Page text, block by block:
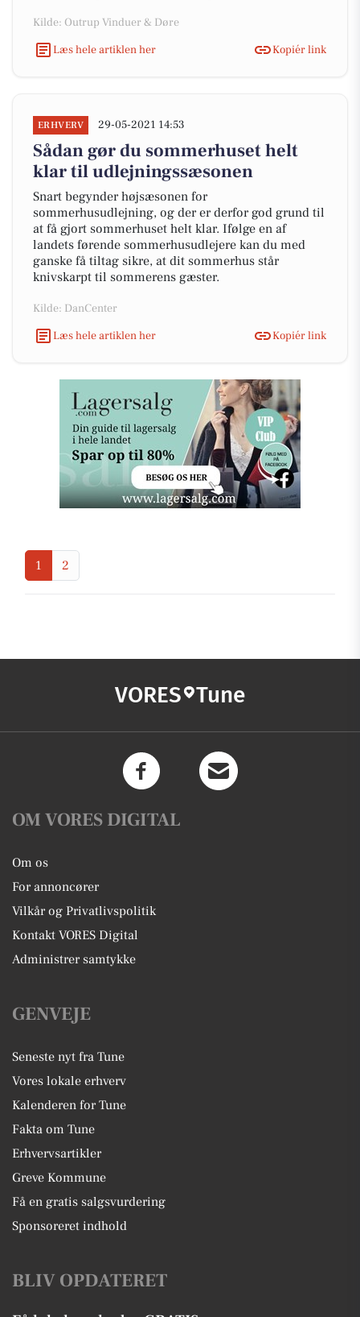
Kilde: Outrup Vinduer & Døre
Læs hele artiklen her
Kopiér link
ERHVERV 29-05-2021 14:53
Sådan gør du sommerhuset helt
klar til udlejningssæsonen
Snart begynder højsæsonen for
sommerhusudlejning, og der er derfor god grund til
at få gjort sommerhuset helt klar. Ifølge en af
landets førende sommerhusudlejere kan du med
ganske få tiltag sikre, at dit sommerhus står
knivskarpt til sommerens gæster.
Kilde: DanCenter
Læs hele artiklen her
Kopiér link
1 2
VORES Tune
OM VORES DIGITAL
Om os
For annoncører
Vilkår og Privatlivspolitik
Kontakt VORES Digital
Administrer samtykke
GENVEJE
Seneste nyt fra Tune
Vores lokale erhverv
Kalenderen for Tune
Fakta om Tune
Erhvervsartikler
Greve Kommune
Få en gratis salgsvurdering
Sponsoreret indhold
BLIV OPDATERET